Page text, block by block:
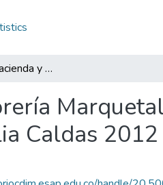
Plan de Acción Hacienda y Tesorería Marquetalia Caldas 2012: PA Hacienda y Tesorería Marquetalia Caldas 2012
Caldas 2012